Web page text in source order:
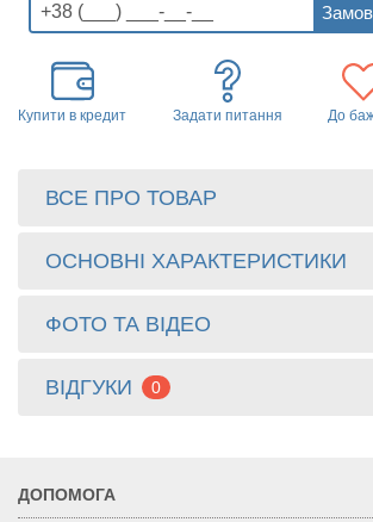
Купити в кредит Задати питання До
ВСЕ ПРО ТОВАР
ОСНОВНІ ХАРАКТЕРИСТИКИ
ФОТО ТА ВІДЕО
ВІДГУКИ 0
ДОПОМОГА